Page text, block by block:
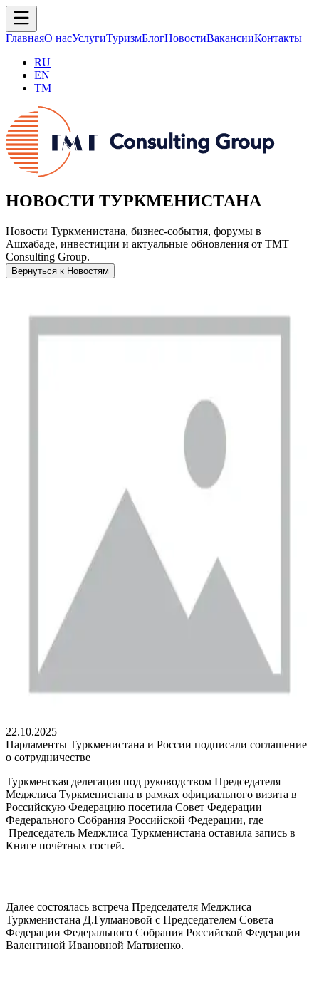
ГлавнаяО насУслугиТуризмБлогНовостиВакансииКонтакты
RU
EN
TM
НОВОСТИ ТУРКМЕНИСТАНА
Новости Туркменистана, бизнес-события, форумы в
Ашхабаде, инвестиции и актуальные обновления от TMT
Consulting Group.
Вернуться к Новостям
22.10.2025
Парламенты Туркменистана и России подписали соглашение
о сотрудничестве
Туркменская делегация под руководством Председателя
Меджлиса Туркменистана в рамках официального визита в
Российскую Федерацию посетила Совет Федерации
Федерального Собрания Российской Федерации, где
Председатель Меджлиса Туркменистана оставила запись в
Книге почётных гостей.
Далее состоялась встреча Председателя Меджлиса
Туркменистана Д.Гулмановой с Председателем Совета
Федерации Федерального Собрания Российской Федерации
Валентиной Ивановной Матвиенко.